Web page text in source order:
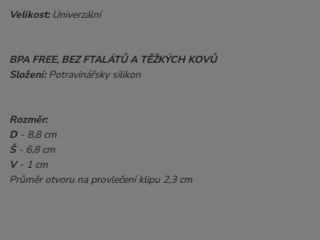
Velikost: Univerzální
BPA FREE, BEZ FTALÁTŮ A TĚŽKÝCH KOVŮ
Složení:Potravinářsky silikon
Rozměr:
D- 8,8cm
Š- 6,8 cm
V- 1 cm
Průměr otvoru na provlečení klipu 2,3 cm